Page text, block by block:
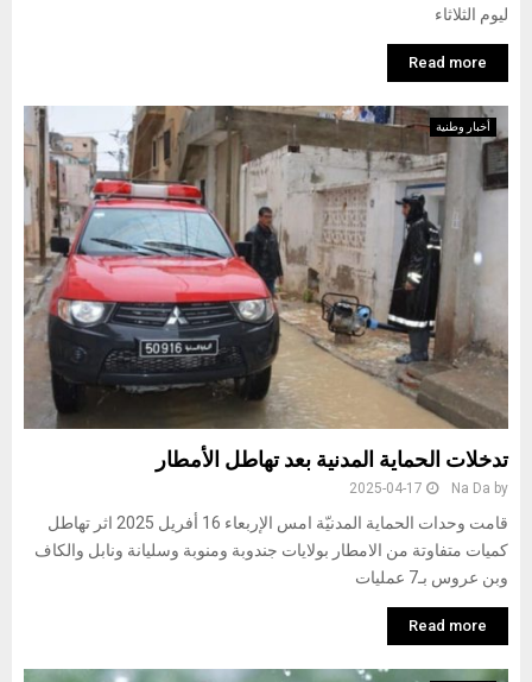
ليوم الثلاثاء
Read more
أخبار وطنية
تدخلات الحماية المدنية بعد تهاطل الأمطار
by
Na Da
2025-04-17
قامت وحدات الحماية المدنيّة امس الإربعاء 16 أفريل 2025 اثر تهاطل
كميات متفاوتة من الامطار بولايات جندوبة ومنوبة وسليانة ونابل والكاف
وبن عروس بـ7 عمليات
Read more